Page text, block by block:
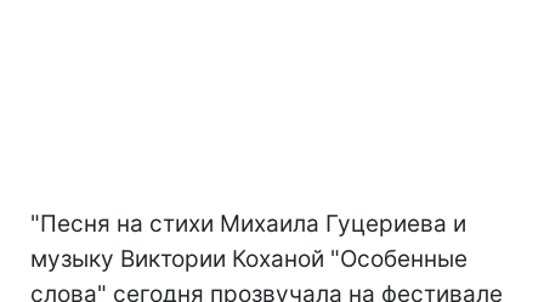
"Песня на стихи Михаила Гуцериева и
музыку Виктории Коханой "Особенные
слова" сегодня прозвучала на фестивале